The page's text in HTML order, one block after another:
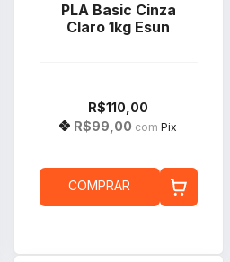
PLA Basic Cinza
Claro 1kg Esun
R$110,00
R$99,00 com Pix
COMPRAR